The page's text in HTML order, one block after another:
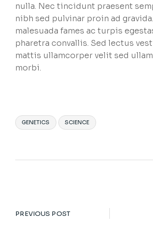
nulla. Nec tincidunt praesent
nibh sed pulvinar proin ad
malesuada fames ac turpis
pharetra convallis. Sed lectus
mattis ullamcorper velit sed
morbi.
GENETICS SCIENCE
PREVIOUS POST